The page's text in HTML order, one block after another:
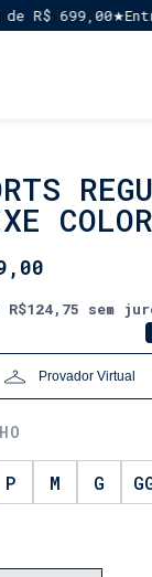
★Entrega
R$124,75 sem
Provador Virtual
P M G